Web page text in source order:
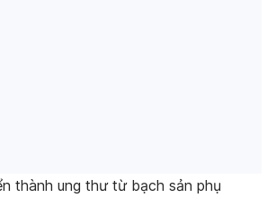
thành ung thư từ bạch sản phụ